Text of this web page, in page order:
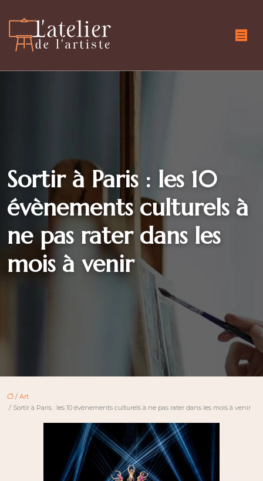
Sortir à Paris : les 10
évènements culturels à
ne pas rater dans les
mois à venir
/ Art
/ Sortir à Paris : les 10 évènements culturels à ne pas rater dans les mois à venir